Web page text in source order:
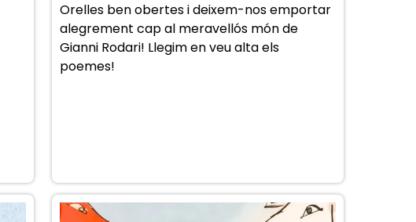
Orelles ben obertes i deixem-nos emportar
alegrement cap al meravellós món de
Gianni Rodari! Llegim en veu alta els
poemes!